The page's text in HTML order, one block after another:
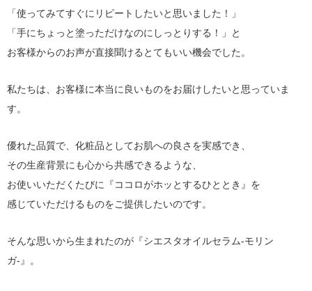
「使ってみてすぐにリピートしたいと思いました！」
「手にちょっと塗っただけなのにしっとりする！」と
お客様からのお声が直接聞けるとてもいい機会でした。
私たちは、お客様に本当に良いものをお届けしたいと思っていま
す。
優れた品質で、化粧品としてお肌への良さを実感でき、
その生産背景にも心から共感できるような、
お使いいただくたびに『ココロがホッとするひととき』を
感じていただけるものをご提供したいのです。
そんな思いから生まれたのが『シエスタオイルセラム-モリン
ガ-』。